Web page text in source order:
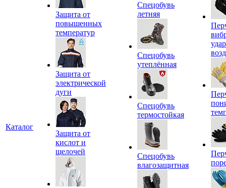
Каталог
Защита от
повышенных
температур
Защита от
электрической
дуги
Защита от
кислот и
щелочей
Спецобувь
летняя
Спецобувь
утеплённая
Спецобувь
термостойкая
Спецобувь
влагозащитная